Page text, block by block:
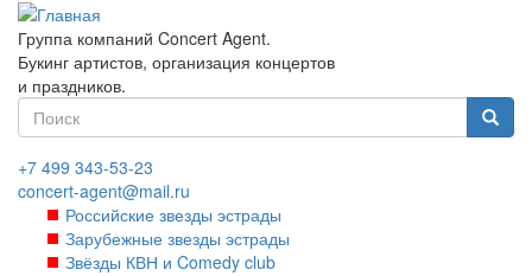
Перейти
основному
содержанию
Группа компаний Concert Agent.
Букинг артистов, организация концертов
и праздников.
Форма
поиска
+7 499 343-53-23
concert-agent@mail.ru
Российские звезды эстрады
Зарубежные звезды эстрады
Звёзды КВН и Comedy club